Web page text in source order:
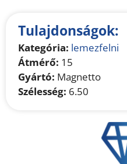
Tulajdonságok:
Kategória: lemezfelni
Átmérő: 15
Gyártó: Magnetto
Szélesség: 6.50